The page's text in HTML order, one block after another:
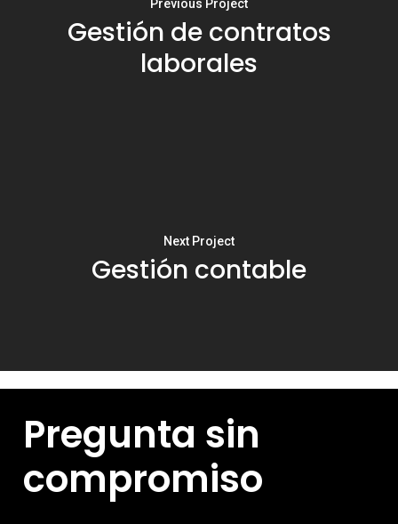
Previous Project
Gestión de contratos
laborales
Next Project
Gestión contable
Pregunta sin
compromiso